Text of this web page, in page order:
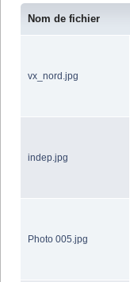
Nom de fichier
vx_nord.jpg
indep.jpg
Photo 005.jpg